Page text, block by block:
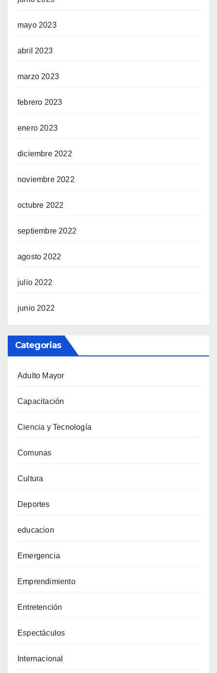
mayo 2023
abril 2023
marzo 2023
febrero 2023
enero 2023
diciembre 2022
noviembre 2022
octubre 2022
septiembre 2022
agosto 2022
julio 2022
junio 2022
Categorias
Adulto Mayor
Capacitación
Ciencia y Tecnología
Comunas
Cultura
Deportes
educacion
Emergencia
Emprendimiento
Entretención
Espectáculos
Internacional